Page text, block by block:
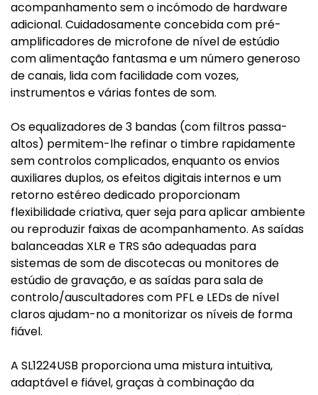
acompanhamento sem o incómodo de hardware
adicional. Cuidadosamente concebida com pré-
amplificadores de microfone de nível de estúdio
com alimentação fantasma e um número generoso
de canais, lida com facilidade com vozes,
instrumentos e várias fontes de som.
Os equalizadores de 3 bandas (com filtros passa-
altos) permitem-lhe refinar o timbre rapidamente
sem controlos complicados, enquanto os envios
auxiliares duplos, os efeitos digitais internos e um
retorno estéreo dedicado proporcionam
flexibilidade criativa, quer seja para aplicar ambiente
ou reproduzir faixas de acompanhamento. As saídas
balanceadas XLR e TRS são adequadas para
sistemas de som de discotecas ou monitores de
estúdio de gravação, e as saídas para sala de
controlo/auscultadores com PFL e LEDs de nível
claros ajudam-no a monitorizar os níveis de forma
fiável.
A SL1224USB proporciona uma mistura intuitiva,
adaptável e fiável, graças à combinação da